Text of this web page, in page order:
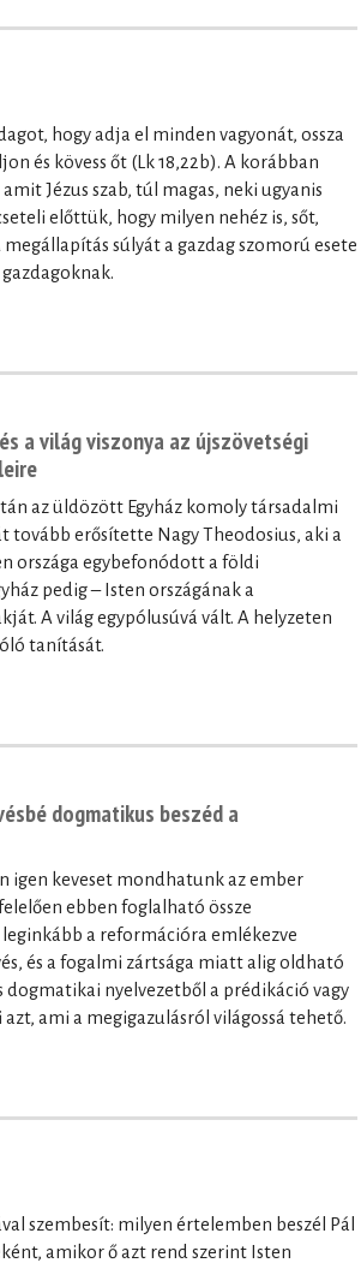
hogy adja el minden vagyonát, ossza
és kövess őt (Lk 18,22b). A korábban
Jézus szab, túl magas, neki ugyanis
előttük, hogy milyen nehéz is, sőt,
súlyát a gazdag szomorú esete
a világ viszonya az újszövetségi
az üldözött Egyház komoly társadalmi
tovább erősítette Nagy Theodosius, aki a
országa egybefonódott a földi
pedig – Isten országának a
A világ egypólusúvá vált. A helyzeten
tanítását.
dogmatikus beszéd a
igen keveset mondhatunk az ember
ebben foglalható össze
a reformációra emlékezve
és a fogalmi zártsága miatt alig oldható
dogmatikai nyelvezetből a prédikáció vagy
ami a megigazulásról világossá tehető.
szembesít: milyen értelemben beszél Pál
amikor ő azt rend szerint Isten